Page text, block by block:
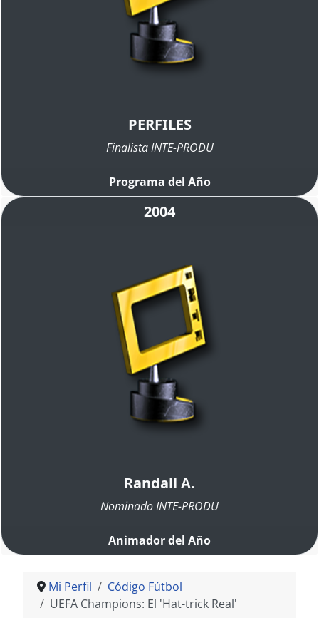
PERFILES
Finalista INTE-PRODU
Programa del Año
2004
Randall A.
Nominado INTE-PRODU
Animador del Año
Mi Perfil
Código Fútbol
UEFA Champions: El 'Hat-trick Real'